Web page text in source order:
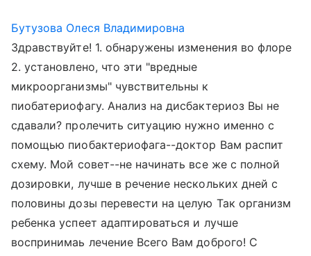
Бутузова Олеся Владимировна
Здравствуйте! 1. обнаружены изменения во флоре
2. установлено, что эти "вредные
микроорганизмы" чувствительны к
пиобатериофагу. Анализ на дисбактериоз Вы не
сдавали? пролечить ситуацию нужно именно с
помощью пиобактериофага--доктор Вам распит
схему. Мой совет--не начинать все же с полной
дозировки, лучше в речение нескольких дней с
половины дозы перевести на целую Так организм
ребенка успеет адаптироваться и лучше
воспринимаь лечение Всего Вам доброго! С